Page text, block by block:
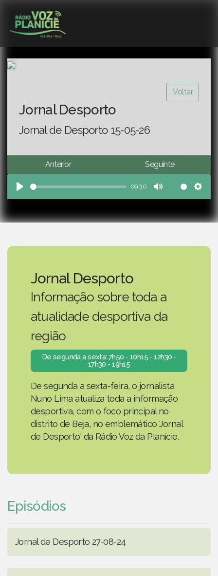
Voltar
Jornal Desporto
Jornal de Desporto 15-05-26
Anterior Seguinte
Play
09:30
Mute
Jornal Desporto
Informação sobre toda a
atualidade desportiva da
região
De segunda a sexta: 7h50 - 10h15 - 12h30 -
17h30 - 19h15
De segunda a sexta-feira, o jornalista
Nuno Lima atualiza toda a informação
desportiva, com o foco principal no
distrito de Beja, no emblemático 'Jornal
de Desporto' da Rádio Voz da Planície.
Episódios
Jornal de Desporto 27-08-24